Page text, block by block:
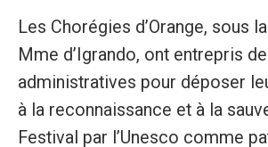
Les Chorégies d’Orange, sous
Mme d’Igrando, ont entrepris
administratives pour déposer
à la reconnaissance et à la
Festival par l’Unesco comme